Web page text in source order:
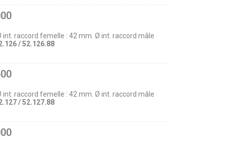
int. raccord femelle : 42 mm. Ø int. raccord mâle
/ 52.126.88
int. raccord femelle : 42 mm. Ø int. raccord mâle
/ 52.127.88